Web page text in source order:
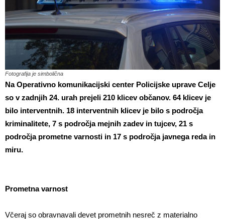
Fotografija je simbolična
Na Operativno komunikacijski center Policijske uprave Celje
so v zadnjih 24. urah prejeli 210 klicev občanov. 64 klicev je
bilo interventnih. 18 interventnih klicev je bilo s področja
kriminalitete, 7 s področja mejnih zadev in tujcev, 21 s
področja prometne varnosti in 17 s področja javnega reda in
miru.
Prometna varnost
Včeraj so obravnavali devet prometnih nesreč z materialno